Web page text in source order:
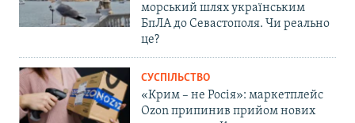
морський шлях українським
БпЛА до Севастополя. Чи реально
це?
СУСПІЛЬСТВО
«Крим – не Росія»: маркетплейс
Ozon припинив прийом нових